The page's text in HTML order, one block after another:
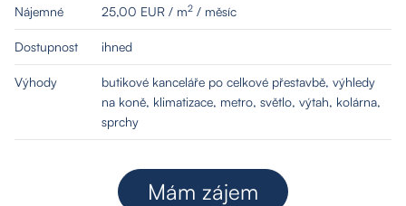
Nájemné 25,00 EUR / m2 / měsíc
Dostupnost ihned
Výhody
butikové kanceláře po celkové přestavbě, výhledy
na koně, klimatizace, metro, světlo, výtah, kolárna,
sprchy
Mám zájem